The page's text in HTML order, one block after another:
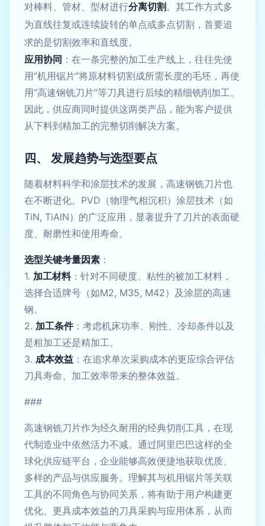
对棒料、管材、型材进行分离切割。其工作方式多
为直线往复或连续旋转的单点或多点切割，首要追
求的是切割效率和直线度。
应用协同 ：在一条完整的加工生产线上，往往先使
用“机用锯片”将原材料切割成所需长度的毛坯，再使
用“高速钢铣刀片”等刀具进行后续的精细铣削加工。
因此，供应商同时提供这两类产品，能为客户提供
从下料到精加工的完整切削解决方案。
四、 发展趋势与选型要点
随着材料科学和涂层技术的发展，高速钢铣刀片也
在不断进化。PVD（物理气相沉积）涂层技术（如
TiN, TiAlN）的广泛应用，显著提升了刀片的表面硬
度、耐磨性和使用寿命。
选型关键考量因素 ：
1. 加工材料：针对不同硬度、粘性的被加工材料，
选择合适牌号（如M2, M35, M42）及涂层的高速
钢。
2. 加工条件：考虑机床功率、刚性、冷却条件以及
是粗加工还是精加工。
3. 成本效益 ：在追求单次采购成本的更应综合评估
刀具寿命、加工效率带来的整体效益。
###
高速钢铣刀片作为经久耐用的经典切削工具，在现
代制造业中依然活力不减。通过阿里巴巴这样的全
球化供应链平台，企业能够高效便捷地获取优质、
多样的产品与供应服务。理解其与机用锯片等关联
工具的不同角色与协同关系，将有助于用户构建更
优化、更具成本效益的刀具采购与应用体系，从而